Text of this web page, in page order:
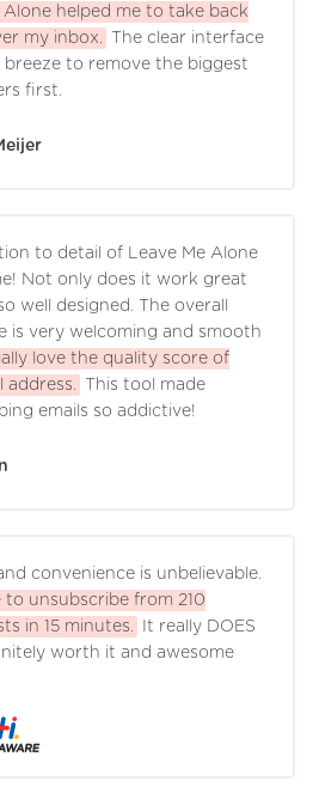
Alone helped me to take back
my inbox.
The clear interface
breeze to remove the biggest
first.
to detail of Leave Me Alone
Not only does it work great
well designed. The overall
is very welcoming and smooth
love the quality score of
address.
This tool made
emails so addictive!
convenience is unbelievable.
to unsubscribe from 210
in 15 minutes.
It really DOES
worth it and awesome